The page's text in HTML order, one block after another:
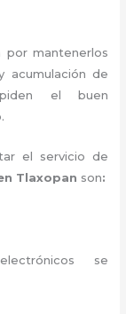
por mantenerlos
acumulación de
el buen
el servicio de
Tlaxopan son:
se